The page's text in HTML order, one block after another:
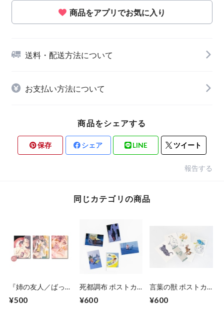
商品をアプリでお気に入り
送料・配送方法について
お支払い方法について
商品をシェアする
保存 シェア LINE ツイート
報告する
同じカテゴリの商品
『姉の友人／ばった
¥500
死都調布 ポストカ
¥600
言葉の獣 ポストカ
¥600